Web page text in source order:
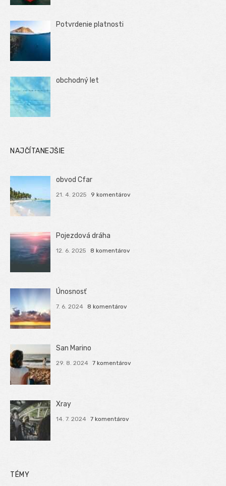
Potvrdenie platnosti
obchodný let
NAJČÍTANEJŠIE
obvod Cfar
21. 4. 2025 9 komentárov
Pojezdová dráha
12. 6. 2025 8 komentárov
Únosnosť
7. 6. 2024 8 komentárov
San Marino
29. 8. 2024 7 komentárov
Xray
14. 7. 2024 7 komentárov
TÉMY